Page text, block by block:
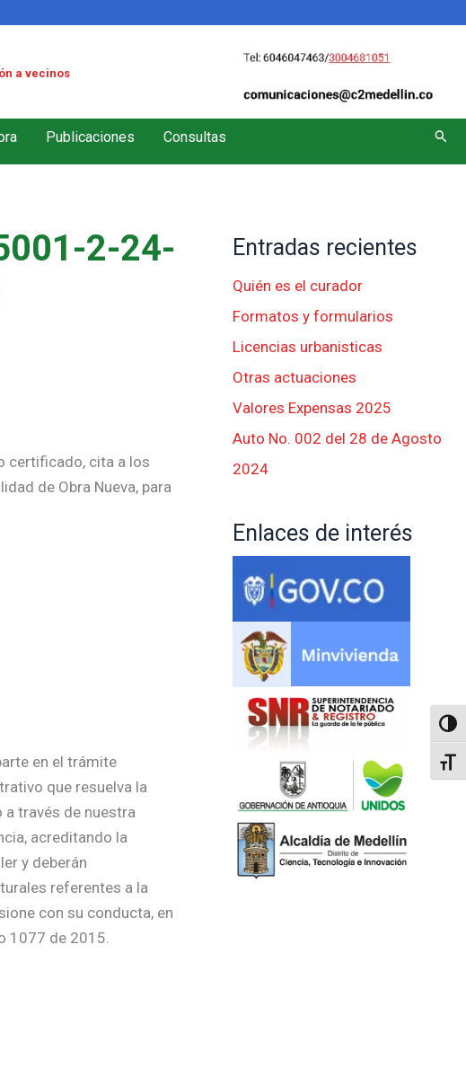
a vecinos
Publicaciones Consultas
2-24-
certificado, cita a los
de Obra Nueva, para
en el trámite
que resuelva la
a través de nuestra
acreditando la
y deberán
referentes a la
con su conducta, en
1077 de 2015.
Entradas recientes
Quién es el curador
Formatos y formularios
Licencias urbanisticas
Otras actuaciones
Valores Expensas 2025
Auto No. 002 del 28 de Agosto
2024
Enlaces de interés